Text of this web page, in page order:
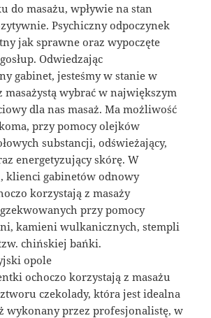
do masażu, wpływie na stan
Psychiczny odpoczynek
jak sprawne oraz wypoczęte
Odwiedzając
gabinet, jesteśmy w stanie w
wybrać w największym
dla nas masaż. Ma możliwość
przy pomocy olejków
substancji, odświeżający,
energetyzujący skórę. W
klienci gabinetów odnowy
korzystają z masaży
przy pomocy
kamieni wulkanicznych, stempli
chińskiej bańki.
opole
ochoczo korzystają z masażu
czekolady, która jest idealna
wykonany przez profesjonalistę, w